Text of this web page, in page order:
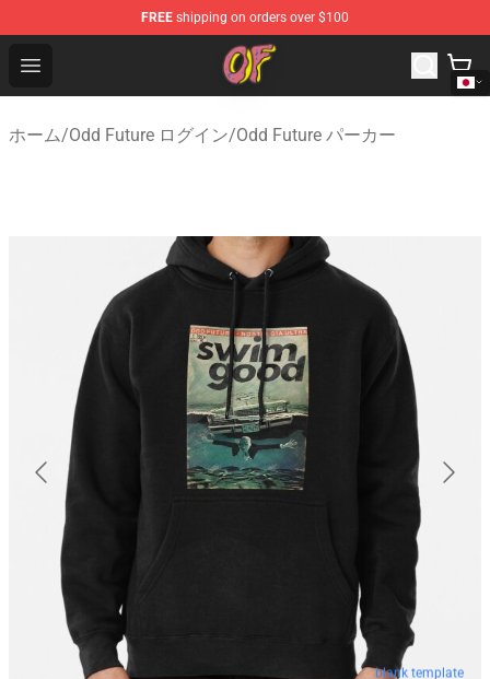
FREE shipping on orders over $100
Open menu
Odd Future Shop - Official Odd Future Merchandise Store
ホーム/Odd Future ログイン/Odd Future パーカー
blank template